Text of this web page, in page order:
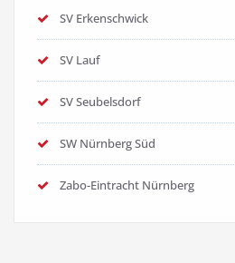
SV Erkenschwick
SV Lauf
SV Seubelsdorf
SW Nürnberg Süd
Zabo-Eintracht Nürnberg